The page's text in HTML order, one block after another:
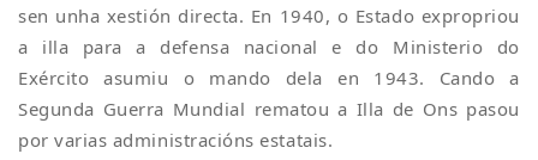
sen unha xestión directa. En 1940, o Estado expropriou
a illa para a defensa nacional e do Ministerio do
Exército asumiu o mando dela en 1943. Cando a
Segunda Guerra Mundial rematou a Illa de Ons pasou
por varias administracións estatais.